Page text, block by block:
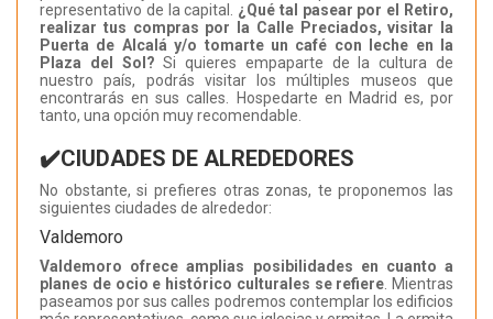
representativo de la capital. ¿Qué tal pasear por el Retiro,
realizar tus compras por la Calle Preciados, visitar la
Puerta de Alcalá y/o tomarte un café con leche en la
Plaza del Sol? Si quieres empaparte de la cultura de
nuestro país, podrás visitar los múltiples museos que
encontrarás en sus calles. Hospedarte en Madrid es, por
tanto, una opción muy recomendable.
✔️CIUDADES DE ALREDEDORES
No obstante, si prefieres otras zonas, te proponemos las
siguientes ciudades de alrededor:
Valdemoro
Valdemoro ofrece amplias posibilidades en cuanto a
planes de ocio e histórico culturales se refiere. Mientras
paseamos por sus calles podremos contemplar los edificios